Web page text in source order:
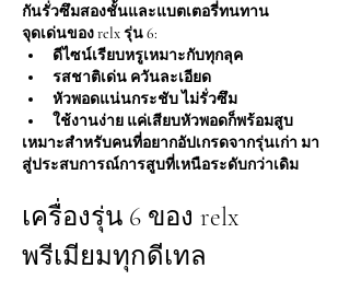
กันรั่วซึมสองชั้นและแบตเตอรี่ทนทาน
จุดเด่นของ relx รุ่น 6:
ดีไซน์เรียบหรูเหมาะกับทุกลุค
รสชาติเด่น ควันละเอียด
หัวพอดแน่นกระชับ ไม่รั่วซึม
ใช้งานง่าย แค่เสียบหัวพอดก็พร้อมสูบ
เหมาะสำหรับคนที่อยากอัปเกรดจากรุ่นเก่า มา
สู่ประสบการณ์การสูบที่เหนือระดับกว่าเดิม
เครื่องรุ่น 6 ของ relx
พรีเมียมทุกดีเทล